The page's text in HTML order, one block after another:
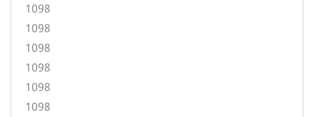
1098
1098
1098
1098
1098
1098